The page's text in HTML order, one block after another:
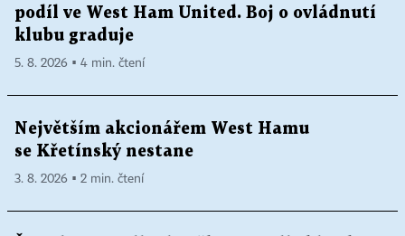
podíl ve West Ham United. Boj o ovládnutí
klubu graduje
5. 8. 2026 ▪ 4 min. čtení
Největším akcionářem West Hamu
se Křetínský nestane
3. 8. 2026 ▪ 2 min. čtení